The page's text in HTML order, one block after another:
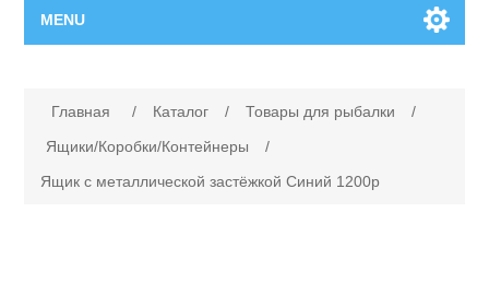
MENU
Каталог
Главная / Каталог / Товары для рыбалки
/
Ящики/Коробки/Контейнеры
/
Ящик с металлической застёжкой Синий 1200р